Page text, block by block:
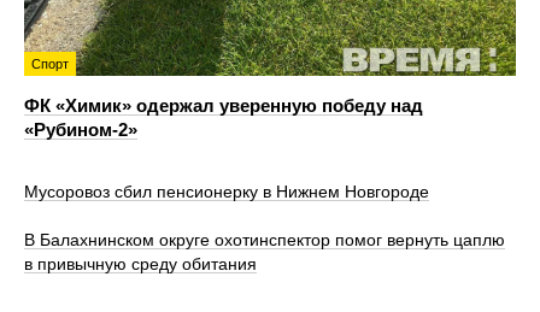
Спорт
ФК «Химик» одержал уверенную победу над
«Рубином‑2»
Мусоровоз сбил пенсионерку в Нижнем Новгороде
В Балахнинском округе охотинспектор помог вернуть цаплю
в привычную среду обитания